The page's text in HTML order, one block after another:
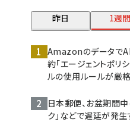
昨日 1週間
Amazonのデータで
約「エージェントポリ
ルの使用ルールが厳
日本郵便、お盆期間
ク」などで遅延が発